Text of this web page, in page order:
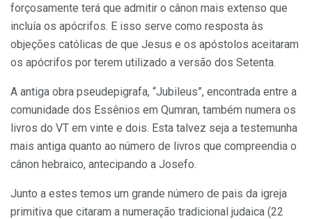
forçosamente terá que admitir o cânon mais extenso que
incluía os apócrifos. E isso serve como resposta às
objeções católicas de que Jesus e os apóstolos aceitaram
os apócrifos por terem utilizado a versão dos Setenta.
A antiga obra pseudepigrafa, “Jubileus”, encontrada entre a
comunidade dos Essênios em Qumran, também numera os
livros do VT em vinte e dois. Esta talvez seja a testemunha
mais antiga quanto ao número de livros que compreendia o
cânon hebraico, antecipando a Josefo.
Junto a estes temos um grande número de pais da igreja
primitiva que citaram a numeração tradicional judaica (22